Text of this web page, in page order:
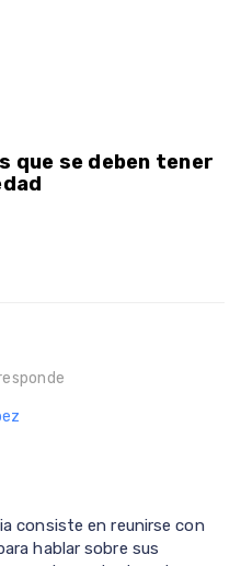
que se deben tener
consiste en reunirse con
hablar sobre sus